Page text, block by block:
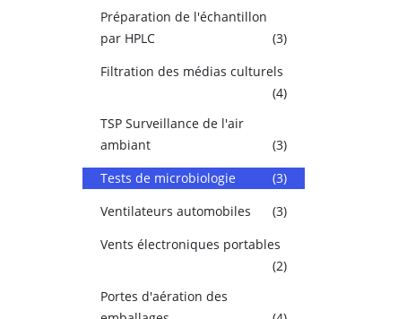
Préparation de l'échantillon
par HPLC
(3)
Filtration des médias culturels
(4)
TSP Surveillance de l'air
ambiant
(3)
Tests de microbiologie
(3)
Ventilateurs automobiles
(3)
Vents électroniques portables
(2)
Portes d'aération des